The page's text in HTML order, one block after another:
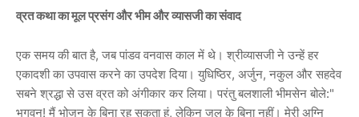
व्रत कथा का मूल प्रसंग और भीम और व्यासजी का संवाद
एक समय की बात है, जब पांडव वनवास काल में थे। श्रीव्यासजी ने उन्हें हर
एकादशी का उपवास करने का उपदेश दिया। युधिष्ठिर, अर्जुन, नकुल और सहदेव
सबने श्रद्धा से उस व्रत को अंगीकार कर लिया। परंतु बलशाली भीमसेन बोले:"
भगवन्! मैं भोजन के बिना रह सकता हूं, लेकिन जल के बिना नहीं। मेरी अग्नि